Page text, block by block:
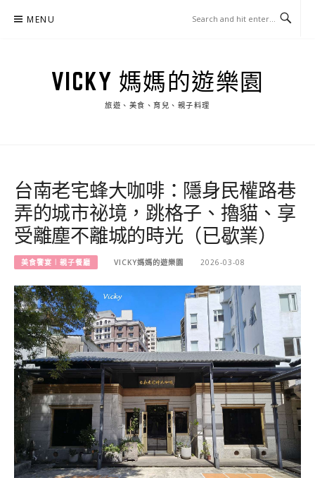
MENU
VICKY 媽媽的遊樂園
旅遊、美食、育兒、親子料理
台南老宅蜂大咖啡：隱身民權路巷
弄的城市祕境，跳格子、擼貓、享
受離塵不離城的時光（已歇業）
美食饗宴︱親子餐廳 VICKY媽媽的遊樂園 2026-03-08